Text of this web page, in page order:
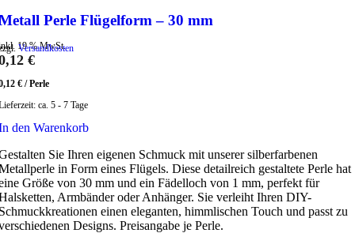
Perle Flügelform – 30 mm
19 % MwSt.
Versandkosten
€
€ /Perle
ca. 5 - 7 Tage
den Warenkorb
Sie Ihren eigenen Schmuck mit unserer silberfarbenen
in Form eines Flügels. Diese detailreich gestaltete Perle hat
Größe von 30 mm und ein Fädelloch von 1 mm, perfekt für
Armbänder oder Anhänger. Sie verleiht Ihren DIY-
einen eleganten, himmlischen Touch und passt zu
Designs. Preisangabe je Perle.